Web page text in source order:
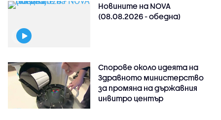
Новините на NOVA
(08.08.2026 - обедна)
Спорове около идеята на
Здравното министерство
за промяна на държавния
инвитро център